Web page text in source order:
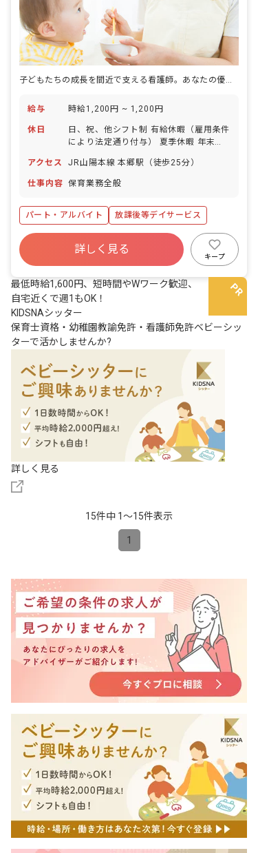
子どもたちの成長を間近で支える看護師。あなたの優しさが輝く場所です！
給与 時給1,200円 ~ 1,200円
休日
日、祝、他シフト制 有給休暇（雇用条件
により法定通り付与） 夏季休暇 年末年
アクセス
JR山陽本線 本郷駅（徒歩25分）
仕事内容 保育業務全般
パート・アルバイト 放課後等デイサービス
詳しく見る
キープ
最低時給1,600円、短時間やWワーク歓迎、
自宅近くで週1もOK！
KIDSNAシッター
保育士資格・幼稚園教諭免許・看護師免許ベビーシッ
ターで活かしませんか?
詳しく見る
15件中 1〜15件表示
1